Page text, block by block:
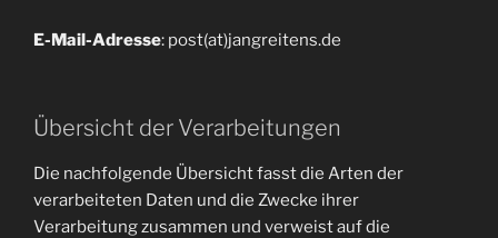
E-Mail-Adresse: post(at)jangreitens.de
Übersicht der Verarbeitungen
Die nachfolgende Übersicht fasst die Arten der
verarbeiteten Daten und die Zwecke ihrer
Verarbeitung zusammen und verweist auf die